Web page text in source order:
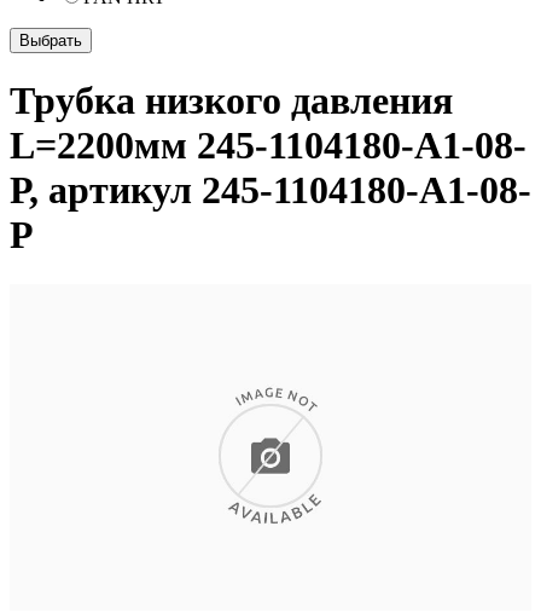
Трубка низкого давления
L=2200мм 245-1104180-А1-08-
Р, артикул 245-1104180-А1-08-
Р